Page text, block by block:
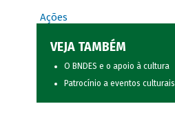
Ações
VEJA TAMBÉM
O BNDES e o apoio à cultura
Patrocínio a eventos culturais